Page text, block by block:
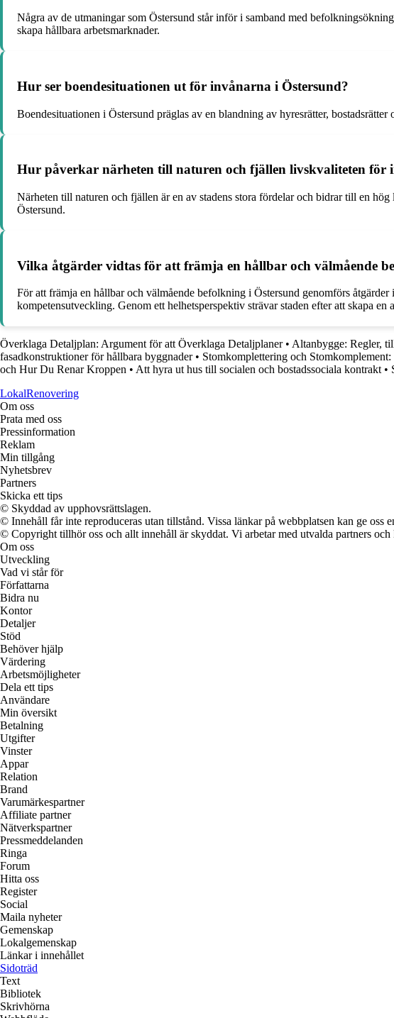
Några av de utmaningar som Östersund står inför i samband med
skapa hållbara arbetsmarknader.
Hur ser boendesituationen ut för invånarna i Östersund?
Boendesituationen i Östersund präglas av en blandning av hyresrätter,
Hur påverkar närheten till naturen och fjällen livskvaliteten för
Närheten till naturen och fjällen är en av stadens stora fördelar och bidrar till en
Östersund.
Vilka åtgärder vidtas för att främja en hållbar och välmående
För att främja en hållbar och välmående befolkning i Östersund genomförs
kompetensutveckling. Genom ett helhetsperspektiv strävar staden efter att skapa
Överklaga Detaljplan: Argument för att Överklaga Detaljplaner• Altanbygge: Regler,
fasadkonstruktioner för hållbara byggnader• Stomkomplettering och
och Hur Du Renar Kroppen • Att hyra ut hus till socialen och bostadssociala kontrakt•
LokalRenovering
Om oss
Prata med oss
Pressinformation
Reklam
Min tillgång
Nyhetsbrev
Partners
Skicka ett tips
© Skyddad av upphovsrättslagen.
© Innehåll får inte reproduceras utan tillstånd. Vissa länkar på webbplatsen kan ge oss
© Copyright tillhör oss och allt innehåll är skyddat. Vi arbetar med utvalda partners
Om oss
Utveckling
Vad vi står för
Författarna
Bidra nu
Kontor
Detaljer
Stöd
Behöver hjälp
Värdering
Arbetsmöjligheter
Dela ett tips
Användare
Min översikt
Betalning
Utgifter
Vinster
Appar
Relation
Brand
Varumärkespartner
Affiliate partner
Nätverkspartner
Pressmeddelanden
Ringa
Forum
Hitta oss
Register
Social
Maila nyheter
Gemenskap
Lokalgemenskap
Länkar i innehållet
Sidoträd
Text
Bibliotek
Skrivhörna